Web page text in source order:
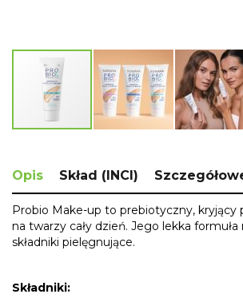
the
beginning
of
the
images
gallery
Opis Skład (INCI)
Probio Make-up to prebiotyczny, kryjący
na twarzy cały dzień. Jego lekka
składniki pielęgnujące.
Składniki: